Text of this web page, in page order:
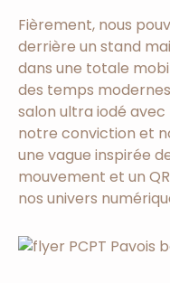
Fièrement, nous
derrière un stand
dans une totale
des temps
salon ultra iodé
notre conviction et
une vague inspirée
mouvement et un
nos univers